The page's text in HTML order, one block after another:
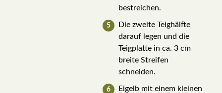
bestreichen.
Die zweite Teighälfte
darauf legen und die
Teigplatte in ca. 3 cm
breite Streifen
schneiden.
Eigelb mit einem kleinen